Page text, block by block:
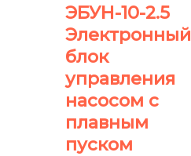
ЭБУН-10-2.5
Электронный
блок
управления
насосом с
плавным
пуском